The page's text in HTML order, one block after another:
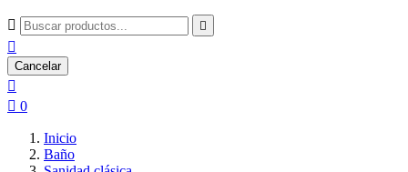
 

Cancelar

 0
Inicio
Baño